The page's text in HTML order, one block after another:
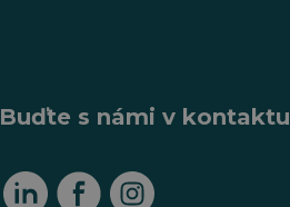
Buďte s námi v kontaktu